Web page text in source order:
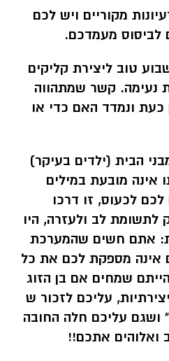
מקוריים ויש לכם
לביסוס מעמדכם.
טוב ליצירת קליקים
נעימה. קשר שמתהווה
כעת ונמדד האם כדי או
הבית (ילדים בעיקר)
מובעת במילים
לכעוס, זו דרכו
לב ולעזרה, היו
אתם חשים שהמערכת
אינה מספקת לכם את כל
שמחים אם בן הזוג
עליכם לזכור ש
ושגם עליכם חלה החובה
ואלוהים אתכם!!